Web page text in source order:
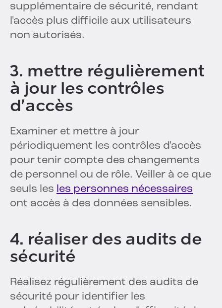
supplémentaire de sécurité, rendant
l'accès plus difficile aux utilisateurs
non autorisés.
3. mettre régulièrement
à jour les contrôles
d'accès
Examiner et mettre à jour
périodiquement les contrôles d'accès
pour tenir compte des changements
de personnel ou de rôle. Veiller à ce que
seuls les les personnes nécessaires
ont accès à des données sensibles.
4. réaliser des audits de
sécurité
Réalisez régulièrement des audits de
sécurité pour identifier les